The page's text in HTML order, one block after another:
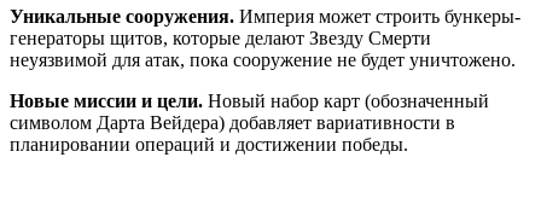
Уникальные сооружения. Империя может строить бункеры-
генераторы щитов, которые делают Звезду Смерти
неуязвимой для атак, пока сооружение не будет уничтожено.
Новые миссии и цели. Новый набор карт (обозначенный
символом Дарта Вейдера) добавляет вариативности в
планировании операций и достижении победы.